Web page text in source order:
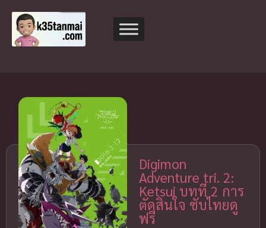
Digimon
Adventure tri. 2:
Ketsui บทที่ 2 การ
ตัดสินใจ ซับไทยดู
ฟรี